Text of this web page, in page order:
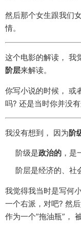
然后那个女生跟我们
情。
这个电影的解读， 我
阶层来解读。
你写小说的时候， 或
吗? 还是当时你并没
我没有想到， 因为阶
阶级是政治的 ，是
阶层是经济的、社
我觉得我当时是写何
一个右派，对吧? 然
作为一个”拖油瓶”，